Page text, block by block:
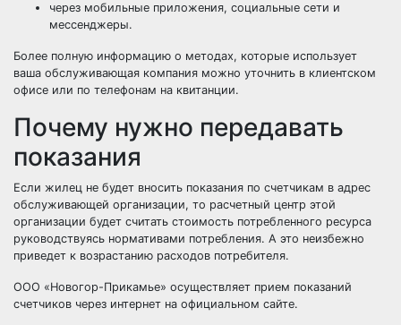
через мобильные приложения, социальные сети и
мессенджеры.
Более полную информацию о методах, которые использует
ваша обслуживающая компания можно уточнить в клиентском
офисе или по телефонам на квитанции.
Почему нужно передавать
показания
Если жилец не будет вносить показания по счетчикам в адрес
обслуживающей организации, то расчетный центр этой
организации будет считать стоимость потребленного ресурса
руководствуясь нормативами потребления. А это неизбежно
приведет к возрастанию расходов потребителя.
ООО «Новогор-Прикамье» осуществляет прием показаний
счетчиков через интернет на официальном сайте.